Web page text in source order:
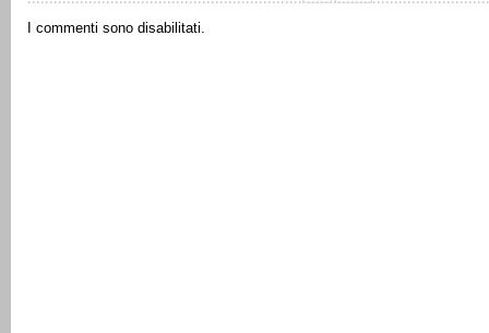
I commenti sono disabilitati.